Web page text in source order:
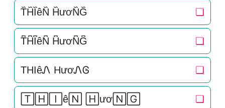
T᷈H᷈I᷈êN᷈ H᷈ươN᷈G᷈ ❏
T͆H͆I͆êN͆ H͆ươN͆G͆ ❏
THIêᏁ HươᏁᎶ ❏
🅃🄷🄸ê🄽 🄷ươ🄽🄶 ❏